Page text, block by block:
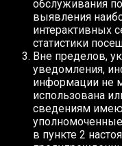
обслуживания
выявления
интерактивных
статистики
Вне пределов,
уведомления,
информации не
использована
сведениям
в пункте 2